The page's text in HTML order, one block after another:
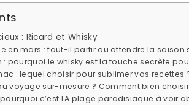
: Ricard et Whisky
en mars : faut-il partir ou attendre la saison
: pourquoi le whisky est la touche secrète
: lequel choisir pour sublimer vos recettes
voyage sur-mesure ? Comment bien
c’est LA plage paradisiaque à voir